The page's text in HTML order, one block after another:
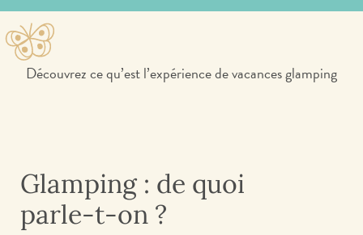
Découvrez ce qu’est l’expérience de vacances glamping
Glamping : de quoi
parle-t-on ?